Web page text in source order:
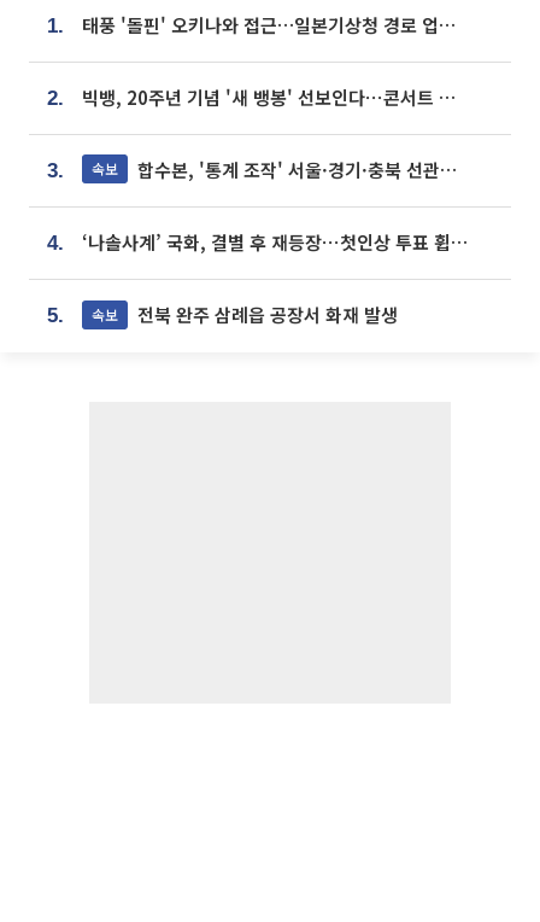
1. 태풍 '돌핀' 오키나와 접근…일본기상청 경로 업데이트
2. 빅뱅, 20주년 기념 '새 뱅봉' 선보인다⋯콘서트 앞두고 팝업 개최
3. 속보 합수본, '통계 조작' 서울·경기·충북 선관위 등 추가 압수수색
4. ‘나솔사계’ 국화, 결별 후 재등장⋯첫인상 투표 휩쓸고 ‘인기녀’ 등극
5. 속보 전북 완주 삼례읍 공장서 화재 발생